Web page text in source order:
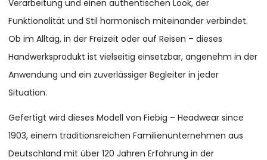
Verarbeitung und einen authentischen Look, der
Funktionalität und Stil harmonisch miteinander verbindet.
Ob im Alltag, in der Freizeit oder auf Reisen – dieses
Handwerksprodukt ist vielseitig einsetzbar, angenehm in der
Anwendung und ein zuverlässiger Begleiter in jeder
Situation.
Gefertigt wird dieses Modell von Fiebig – Headwear since
1903, einem traditionsreichen Familienunternehmen aus
Deutschland mit über 120 Jahren Erfahrung in der